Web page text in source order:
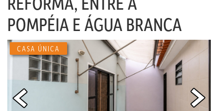
POMPÉIA E ÁGUA BRANCA
CASA ÚNICA